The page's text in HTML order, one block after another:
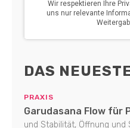
DAS
PRAXIS
Garudasana Flow für
und Stabilität, Öffnung und